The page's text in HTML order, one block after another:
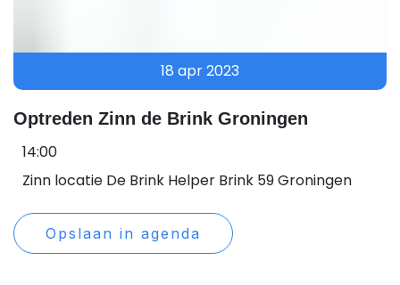
18 apr 2023
Optreden Zinn de Brink Groningen
14:00
Zinn locatie De Brink Helper Brink 59 Groningen
Opslaan in agenda